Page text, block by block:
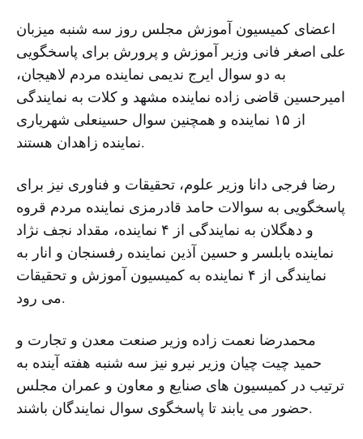
اعضای کمیسیون آموزش مجلس روز سه شنبه میزبان
علی اصغر فانی وزیر آموزش و پرورش برای پاسخگویی
به دو سوال ایرج ندیمی نماینده مردم لاهیجان،
امیرحسین قاضی زاده نماینده مشهد و کلات به نمایندگی
از ۱۵ نماینده و همچنین سوال حسینعلی شهریاری
نماینده زاهدان هستند.
رضا فرجی دانا وزیر علوم، تحقیقات و فناوری نیز برای
پاسخگویی به سوالات حامد قادرمزی نماینده مردم قروه
و دهگلان به نمایندگی از ۴ نماینده، مقداد نجف نژاد
نماینده بابلسر و حسین آذین نماینده رفسنجان و انار به
نمایندگی از ۴ نماینده به کمیسیون آموزش و تحقیقات
می رود.
محمدرضا نعمت زاده وزیر صنعت معدن و تجارت و
حمید چیت چیان وزیر نیرو نیز سه شنبه هفته آینده به
ترتیب در کمیسیون های صنایع و معاون و عمران مجلس
حضور می یابند تا پاسخگوی سوال نمایندگان باشند.